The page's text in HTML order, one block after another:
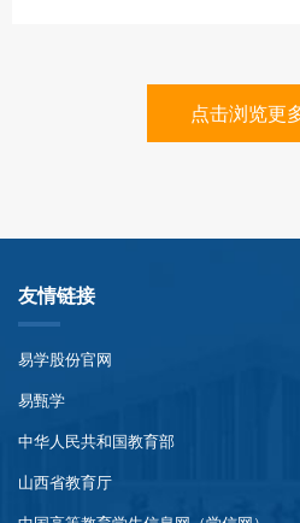
点击浏览更
友情链接
易学股份官网
易甄学
中华人民共和国教育部
山西省教育厅